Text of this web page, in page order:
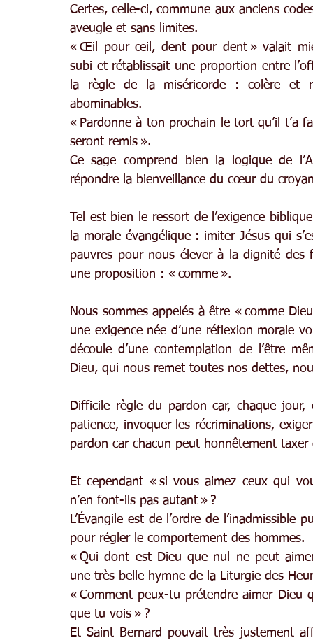
Certes, celle-ci, commune aux anciens
aveugle et sans limites.
« Œil pour œil, dent pour dent » valait
subi et rétablissait une proportion entre
la règle de la miséricorde : colère et
abominables.
« Pardonne à ton prochain le tort qu’il t’a
seront remis ».
Ce sage comprend bien la logique de
répondre la bienveillance du cœur du
Tel est bien le ressort de l’exigence
la morale évangélique : imiter Jésus qui
pauvres pour nous élever à la dignité
une proposition : « comme ».
Nous sommes appelés à être « comme
une exigence née d’une réflexion morale
découle d’une contemplation de l’être
Dieu, qui nous remet toutes nos dettes,
Difficile règle du pardon car, chaque
patience, invoquer les récriminations,
pardon car chacun peut honnêtement taxer
Et cependant « si vous aimez ceux qui
n’en font-ils pas autant » ?
L’Évangile est de l’ordre de l’inadmissible
pour régler le comportement des hommes.
« Qui dont est Dieu que nul ne peut aimer
une très belle hymne de la Liturgie des
« Comment peux-tu prétendre aimer
que tu vois » ?
Et Saint Bernard pouvait très justement